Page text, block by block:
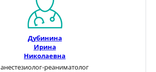
Дубинина
Ирина
Николаевна
анестезиолог-реаниматолог